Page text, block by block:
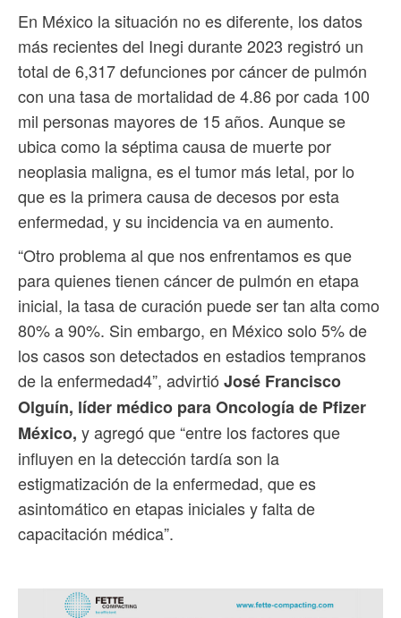
En México la situación no es diferente, los datos
más recientes del Inegi durante 2023 registró un
total de 6,317 defunciones por cáncer de pulmón
con una tasa de mortalidad de 4.86 por cada 100
mil personas mayores de 15 años. Aunque se
ubica como la séptima causa de muerte por
neoplasia maligna, es el tumor más letal, por lo
que es la primera causa de decesos por esta
enfermedad, y su incidencia va en aumento.
“Otro problema al que nos enfrentamos es que
para quienes tienen cáncer de pulmón en etapa
inicial, la tasa de curación puede ser tan alta como
80% a 90%. Sin embargo, en México solo 5% de
los casos son detectados en estadios tempranos
de la enfermedad4”, advirtió José Francisco
Olguín, líder médico para Oncología de Pfizer
México, y agregó que “entre los factores que
influyen en la detección tardía son la
estigmatización de la enfermedad, que es
asintomático en etapas iniciales y falta de
capacitación médica”.